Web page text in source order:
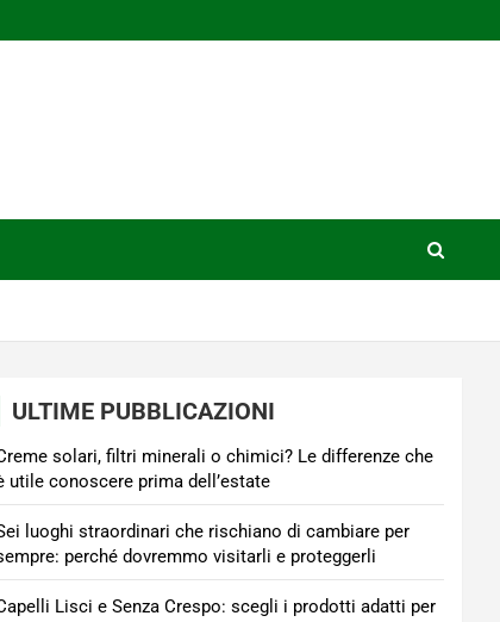
ULTIME PUBBLICAZIONI
solari, filtri minerali o chimici? Le differenze che
utile conoscere prima dell’estate
luoghi straordinari che rischiano di cambiare per
perché dovremmo visitarli e proteggerli
Lisci e Senza Crespo: scegli i prodotti adatti per